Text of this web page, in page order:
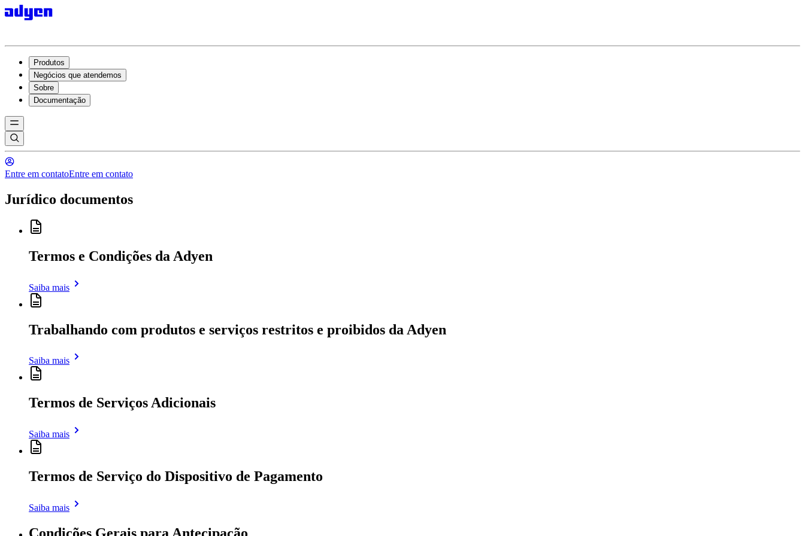
Produtos
Negócios que atendemos
Sobre
Documentação
Entre em contatoEntre em contato
Jurídico documentos
Termos e Condições da Adyen
Saiba mais
Trabalhando com produtos e serviços restritos e proibidos da Adyen
Saiba mais
Termos de Serviços Adicionais
Saiba mais
Termos de Serviço do Dispositivo de Pagamento
Saiba mais